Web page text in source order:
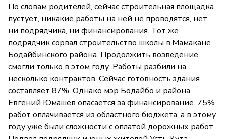
По словам родителей, сейчас строительная площадка
пустует, никакие работы на ней не проводятся, нет
ни подрядчика, ни финансирования. Тот же
подрядчик сорвал строительство школы в Мамакане
Бодайбинского района. Продолжить возведение
смогли только в этом году. Работы разбили на
несколько контрактов. Сейчас готовность здания
составляет 87%. Однако мэр Бодайбо и района
Евгений Юмашев опасается за финансирование. 75%
работ оплачивается из областного бюджета, а в этому
году уже были сложности с оплатой дорожных работ.